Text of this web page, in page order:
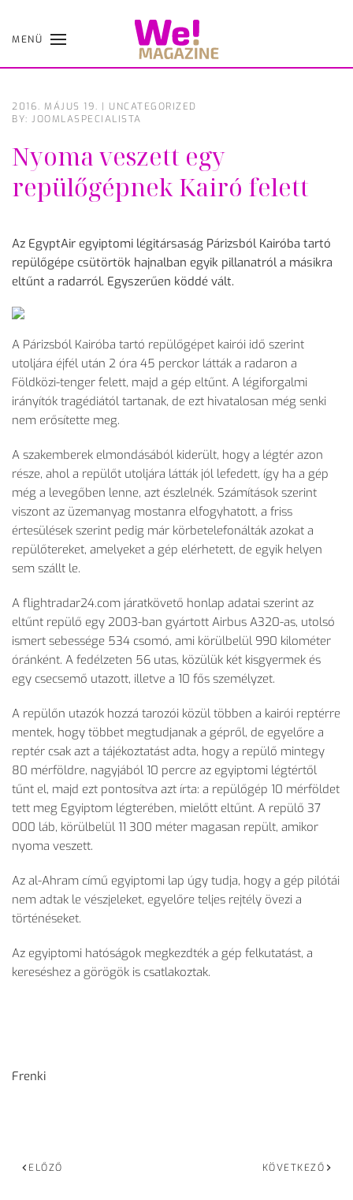
Skip
MENÜ
2016. MÁJUS 19. | UNCATEGORIZED
BY: JOOMLASPECIALISTA
Nyoma veszett egy
repülőgépnek Kairó felett
Az EgyptAir egyiptomi légitársaság Párizsból Kairóba tartó
repülőgépe csütörtök hajnalban egyik pillanatról a másikra
eltűnt a radarról. Egyszerűen köddé vált.
A Párizsból Kairóba tartó repülőgépet kairói idő szerint
utoljára éjfél után 2 óra 45 perckor látták a radaron a
Földközi-tenger felett, majd a gép eltűnt. A légiforgalmi
irányítók tragédiától tartanak, de ezt hivatalosan még senki
nem erősítette meg.
A szakemberek elmondásából kiderült, hogy a légtér azon
része, ahol a repülőt utoljára látták jól lefedett, így ha a gép
még a levegőben lenne, azt észlelnék. Számítások szerint
viszont az üzemanyag mostanra elfogyhatott, a friss
értesülések szerint pedig már körbetelefonálták azokat a
repülőtereket, amelyeket a gép elérhetett, de egyik helyen
sem szállt le.
A flightradar24.com járatkövető honlap adatai szerint az
eltűnt repülő egy 2003-ban gyártott Airbus A320-as, utolsó
ismert sebessége 534 csomó, ami körülbelül 990 kilométer
óránként. A fedélzeten 56 utas, közülük két kisgyermek és
egy csecsemő utazott, illetve a 10 fős személyzet.
A repülőn utazók hozzá tarozói közül többen a kairói reptérre
mentek, hogy többet megtudjanak a gépről, de egyelőre a
reptér csak azt a tájékoztatást adta, hogy a repülő mintegy
80 mérföldre, nagyjából 10 percre az egyiptomi légtértől
tűnt el, majd ezt pontosítva azt írta: a repülőgép 10 mérföldet
tett meg Egyiptom légterében, mielőtt eltűnt. A repülő 37
000 láb, körülbelül 11 300 méter magasan repült, amikor
nyoma veszett.
Az al-Ahram című egyiptomi lap úgy tudja, hogy a gép pilótái
nem adtak le vészjeleket, egyelőre teljes rejtély övezi a
történéseket.
Az egyiptomi hatóságok megkezdték a gép felkutatást, a
kereséshez a görögök is csatlakoztak.
Frenki
ELŐZŐ KÖVETKEZŐ